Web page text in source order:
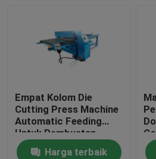
Empat Kolom Die
Cutting Press Machine
Automatic Feeding
Untuk Pembuatan
Sepatu Olahraga
Harga terbaik